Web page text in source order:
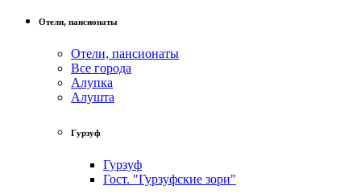
Отели, пансионаты
Отели, пансионаты
Все города
Алупка
Алушта
Гурзуф
Гурзуф
Гост. "Гурзуфские зори"